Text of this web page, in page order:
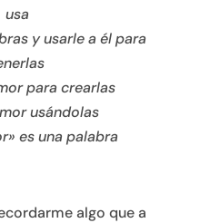
usa
y usarle a él para
para crearlas
usándolas
es una palabra
algo que a